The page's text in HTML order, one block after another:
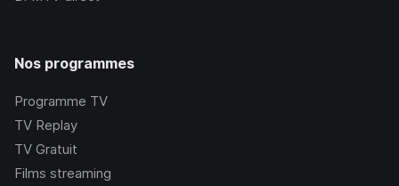
Nos programmes
Programme TV
TV Replay
TV Gratuit
Films streaming